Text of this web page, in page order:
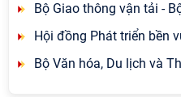
Bộ Giao thông vận tải -
Hội đồng Phát triển bền
Bộ Văn hóa, Du lịch và